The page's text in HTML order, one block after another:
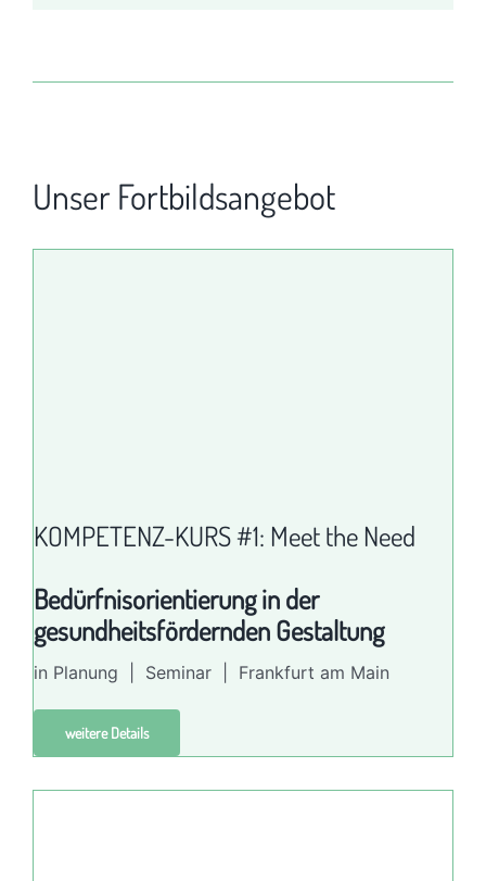
Unser Fortbildsangebot
KOMPETENZ-KURS #1: Meet the Need
Bedürfnisorientierung in der
gesundheitsfördernden Gestaltung
in Planung | Seminar | Frankfurt am Main
weitere Details